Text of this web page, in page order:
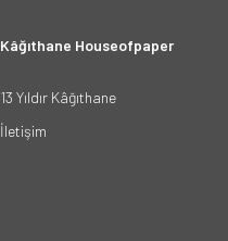
Kâğıthane Houseofpaper
13 Yıldır Kâğıthane
İletişim